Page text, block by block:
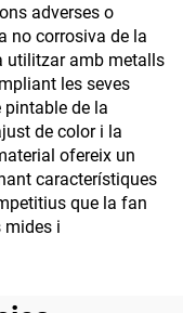
adverses o
no corrosiva de la
utilitzar amb metalls
les seves
de la
de color i la
ofereix un
característiques
que la fan
mides i